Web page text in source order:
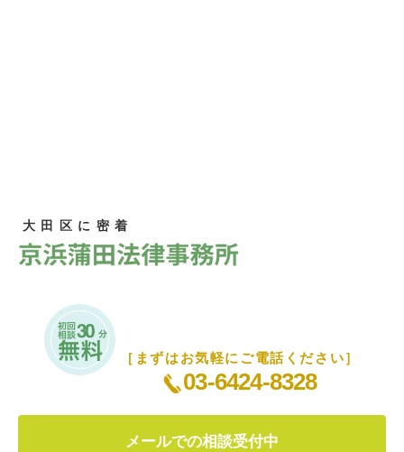
大田区に密着
［まずはお気軽にご電話ください］
03-6424-8328
メールでの相談受付中